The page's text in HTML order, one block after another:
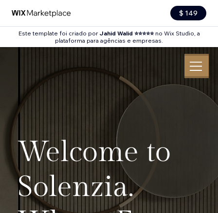
$ 149
Este template foi criado por Jahid Walid ⭐⭐⭐⭐⭐no Wix Studio, a
plataforma para agências e empresas.